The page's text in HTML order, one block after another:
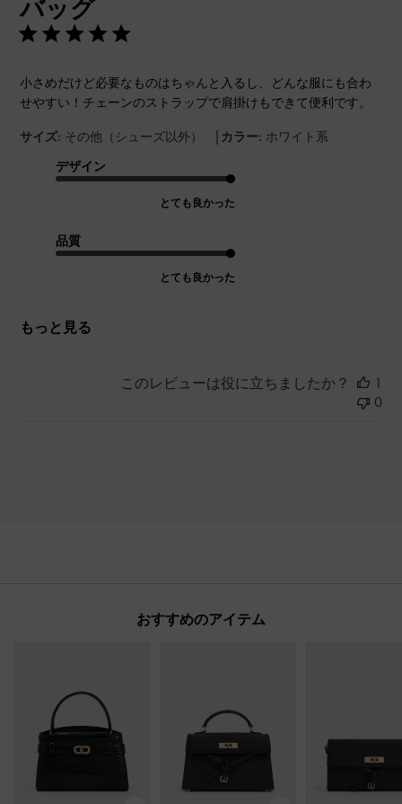
バッグ
小さめだけど必要なものはちゃんと入るし、どんな服にも合わ
せやすい！チェーンのストラップで肩掛けもできて便利です。
サイズ: その他（シューズ以外） | カラー: ホワイト系
デザイン
とても良かった
品質
とても良かった
もっと見る
このレビューは役に立ちましたか？
1
0
おすすめのアイテム